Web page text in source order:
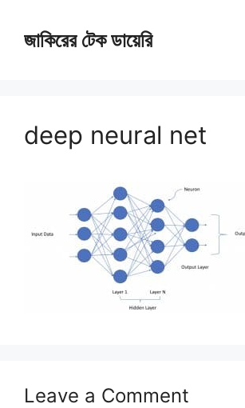
জাকিরের টেক ডায়েরি
deep neural net
Leave a Comment